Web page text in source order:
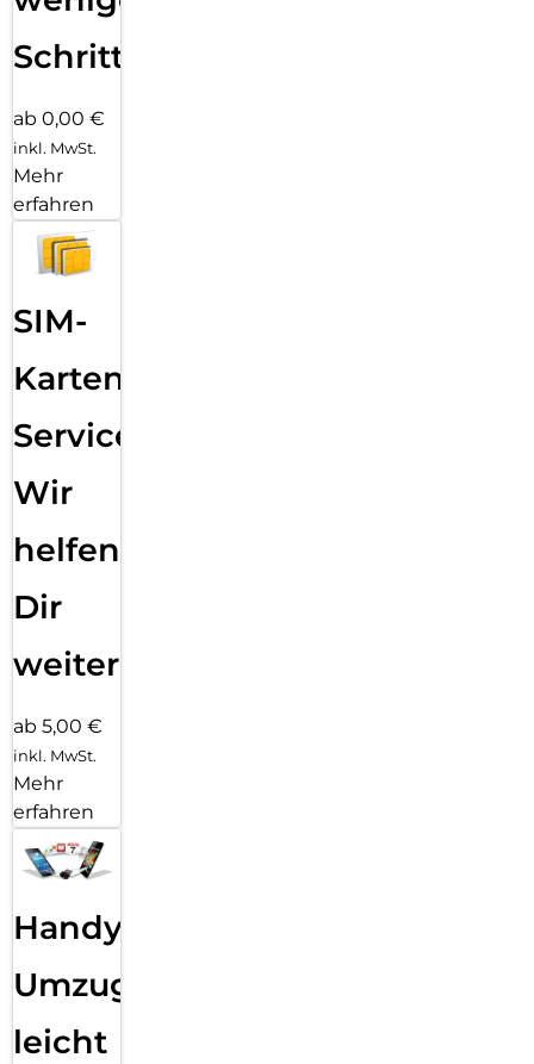
Schritten
ab 0,00 €
inkl. MwSt.
Mehr
erfahren
SIM-
Karten
Service:
Wir
helfen
Dir
weiter
ab 5,00 €
inkl. MwSt.
Mehr
erfahren
Handy
Umzug
leicht